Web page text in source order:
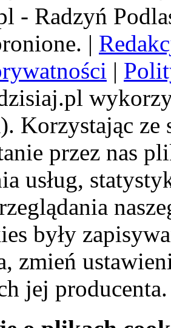
- Radzyń
|
|
Korzystając
przez nas
usług,
były
zmień
jej producenta.